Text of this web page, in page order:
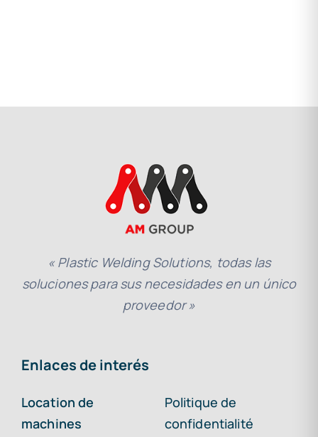
« Plastic Welding Solutions, todas las
soluciones para sus necesidades en un único
proveedor »
Enlaces de interés
Location de
machines
Politique de
confidentialité